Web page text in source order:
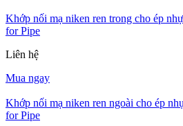
Khớp nối mạ niken ren trong cho ép
for Pipe
Liên hệ
Mua ngay
Khớp nối mạ niken ren ngoài cho ép
for Pipe